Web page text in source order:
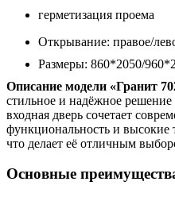
герметизация проема
Открывание: правое/
Размеры: 860*2050/
Описание модели «Гранит
стильное и надёжное
входная дверь сочетает
функциональность и высокие
что делает её отличным
Основные